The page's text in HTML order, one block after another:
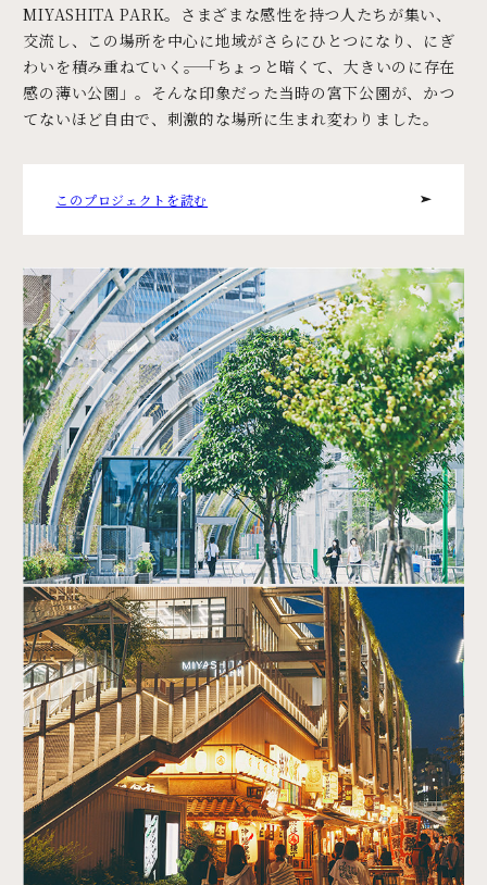
MIYASHITA PARK。さまざまな感性を持つ人たちが集い、
交流し、この場所を中心に地域がさらにひとつになり、にぎ
わいを積み重ねていく――。「ちょっと暗くて、大きいのに存在
感の薄い公園」。そんな印象だった当時の宮下公園が、かつ
てないほど自由で、刺激的な場所に生まれ変わりました。
このプロジェクトを読む